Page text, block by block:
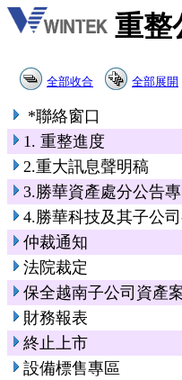
重整
全部收合 全部展開
*聯絡窗口
1. 重整進度
2.重大訊息聲明稿
3.勝華資產處分公告
4.勝華科技及其子公
仲裁通知
法院裁定
保全越南子公司資產
財務報表
終止上市
設備標售專區